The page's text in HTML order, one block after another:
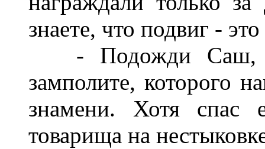
знаете, что подвиг -
- Подожди Саш, а
замполите, которого
знамени. Хотя спас
товарища на